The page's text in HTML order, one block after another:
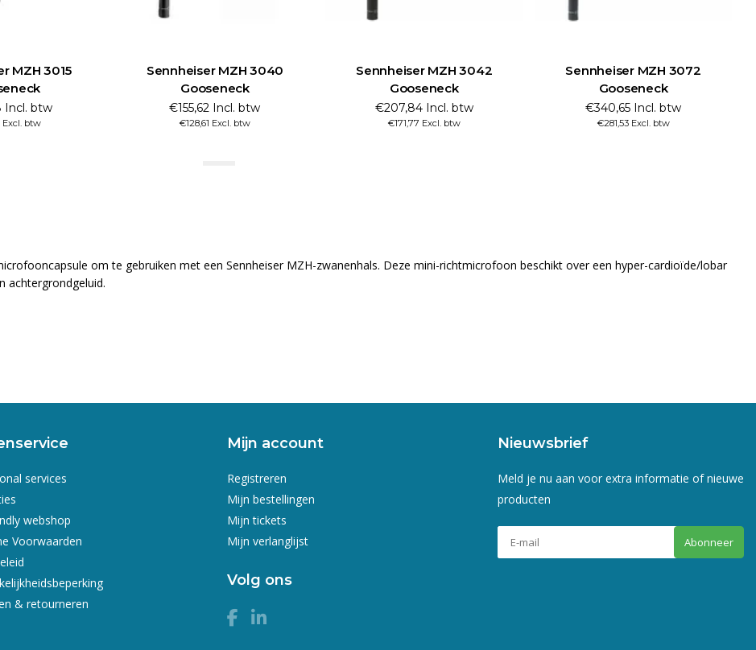
MZH 3015
Incl. btw
Excl. btw
Sennheiser MZH 3040
Gooseneck
€155,62 Incl. btw
€128,61 Excl. btw
Sennheiser MZH 3042
Gooseneck
€207,84 Incl. btw
€171,77 Excl. btw
Sennheiser MZH 3072
Gooseneck
€340,65 Incl. btw
€281,53 Excl. btw
om te gebruiken met een Sennheiser MZH-zwanenhals. Deze mini-richtmicrofoon beschikt over een hyper-cardioïde/lobar
achtergrondgeluid.
services
webshop
Voorwaarden
& retourneren
Mijn account
Registreren
Mijn bestellingen
Mijn tickets
Mijn verlanglijst
Volg ons
Nieuwsbrief
Meld je nu aan voor extra informatie of nieuwe
producten
Abonneer